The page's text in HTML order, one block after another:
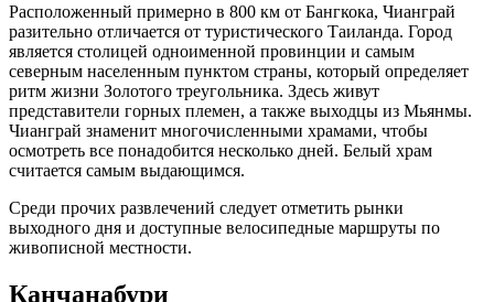
Расположенный примерно в 800 км от Бангкока, Чианграй
разительно отличается от туристического Таиланда. Город
является столицей одноименной провинции и самым
северным населенным пунктом страны, который определяет
ритм жизни Золотого треугольника. Здесь живут
представители горных племен, а также выходцы из Мьянмы.
Чианграй знаменит многочисленными храмами, чтобы
осмотреть все понадобится несколько дней. Белый храм
считается самым выдающимся.
Среди прочих развлечений следует отметить рынки
выходного дня и доступные велосипедные маршруты по
живописной местности.
Канчанабури